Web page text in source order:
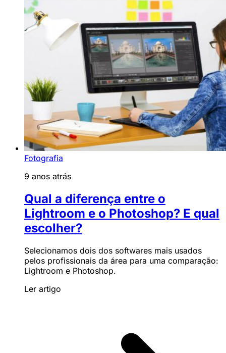
Fotografia
9 anos atrás
Qual a diferença entre o
Lightroom e o Photoshop? E qual
escolher?
Selecionamos dois dos softwares mais usados
pelos profissionais da área para uma comparação:
Lightroom e Photoshop.
Ler artigo